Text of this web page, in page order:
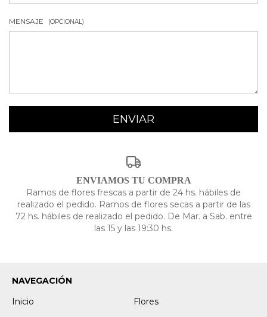
MENSAJE (OPCIONAL)
ENVIAMOS TU COMPRA
Ramos de flores frescas a partir de 24 hs. hábiles de
realizado el pedido. Ramos de flores secas a partir de las
72 hs. hábiles de realizado el pedido. De Mar. a Sab. entre
las 15 y las 19:30 hs.
NAVEGACIÓN
Inicio
Flores